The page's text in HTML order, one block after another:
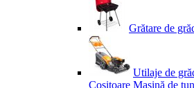
Grătare de
Utilaje de
Cositoare Mașină de